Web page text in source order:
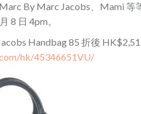
By Marc Jacobs、Mami
8 日 4pm。
Handbag 85 折後
hk/45346651VU/